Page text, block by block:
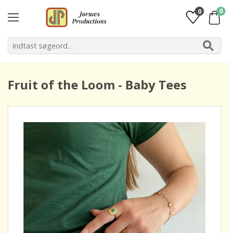
0 0
Fruit of the Loom - Baby Tees